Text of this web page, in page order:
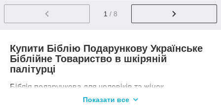
1 / 8
Купити Біблію Подарункову Українське
Біблійне Товариство в шкіряній
палітурці
Біблія подарункова для чоловіків та жінок
Показати все